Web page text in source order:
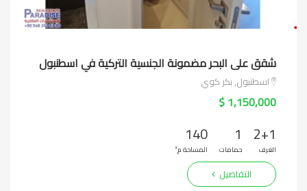
شقق على البحر مضمونة الجنسية التركية في اسطنبول
اسطنبول, بكر كوي
1,150,000 $
2+1
الغرف
1
حمامات
140
المساحة م²
التفاصيل